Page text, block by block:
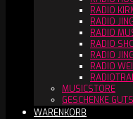
RADIO
RADIO
RADIO
RADIO
RADIO
RADIO
MUSICSTORE
GESCHENKE
WARENKORB